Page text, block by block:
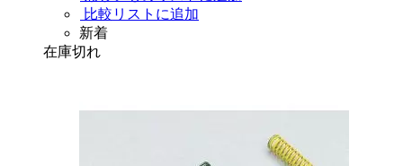
比較リストに追加
新着
在庫切れ